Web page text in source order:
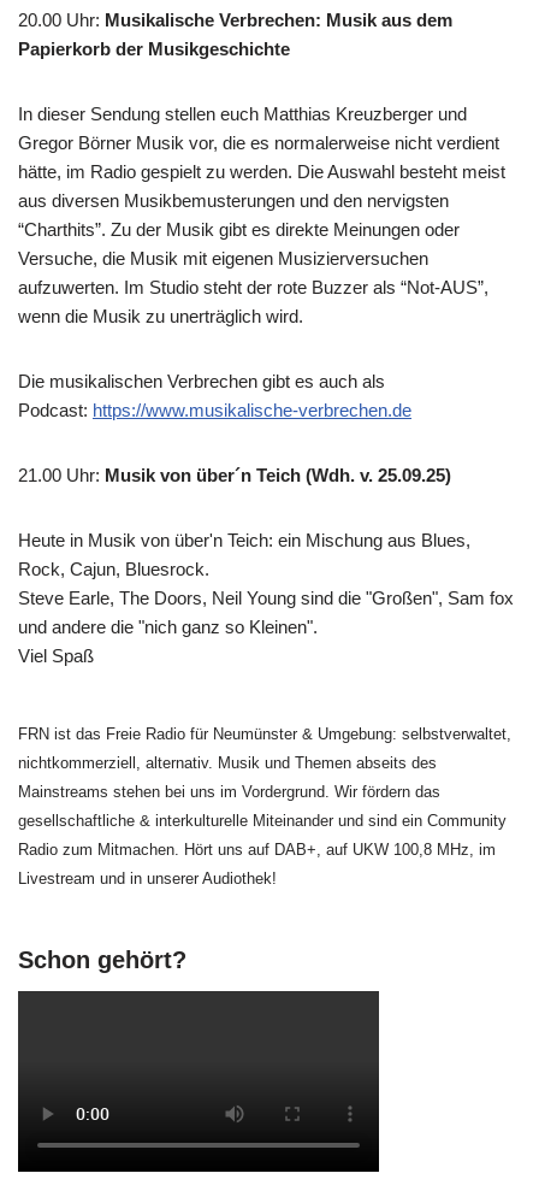
20.00 Uhr: Musikalische Verbrechen: Musik aus dem
Papierkorb der Musikgeschichte
In dieser Sendung stellen euch Matthias Kreuzberger und
Gregor Börner Musik vor, die es normalerweise nicht verdient
hätte, im Radio gespielt zu werden. Die Auswahl besteht meist
aus diversen Musikbemusterungen und den nervigsten
“Charthits”. Zu der Musik gibt es direkte Meinungen oder
Versuche, die Musik mit eigenen Musizierversuchen
aufzuwerten. Im Studio steht der rote Buzzer als “Not-AUS”,
wenn die Musik zu unerträglich wird.
Die musikalischen Verbrechen gibt es auch als
Podcast: https://www.musikalische-verbrechen.de
21.00 Uhr: Musik von über´n Teich (Wdh. v. 25.09.25)
Heute in Musik von über'n Teich: ein Mischung aus Blues,
Rock, Cajun, Bluesrock.
Steve Earle, The Doors, Neil Young sind die "Großen", Sam fox
und andere die "nich ganz so Kleinen".
Viel Spaß
FRN ist das Freie Radio für Neumünster & Umgebung: selbstverwaltet,
nichtkommerziell, alternativ. Musik und Themen abseits des
Mainstreams stehen bei uns im Vordergrund. Wir fördern das
gesellschaftliche & interkulturelle Miteinander und sind ein Community
Radio zum Mitmachen. Hört uns auf DAB+, auf UKW 100,8 MHz, im
Livestream und in unserer Audiothek!
Schon gehört?